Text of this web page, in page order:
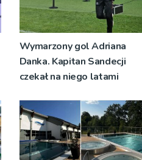
Wymarzony gol Adriana
Danka. Kapitan Sandecji
czekał na niego latami